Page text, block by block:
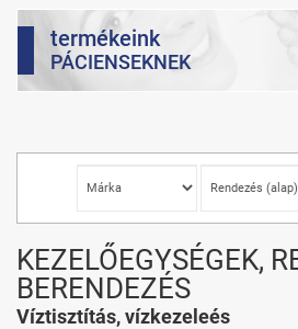
termékeink
PÁCIENSEKNEK
KEZELŐEGYSÉGEK,
BERENDEZÉS
Víztisztítás, vízkezeleés